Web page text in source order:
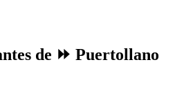
de ⏩ Puertollano